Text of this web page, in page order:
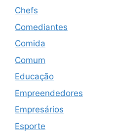
Chefs
Comediantes
Comida
Comum
Educação
Empreendedores
Empresários
Esporte